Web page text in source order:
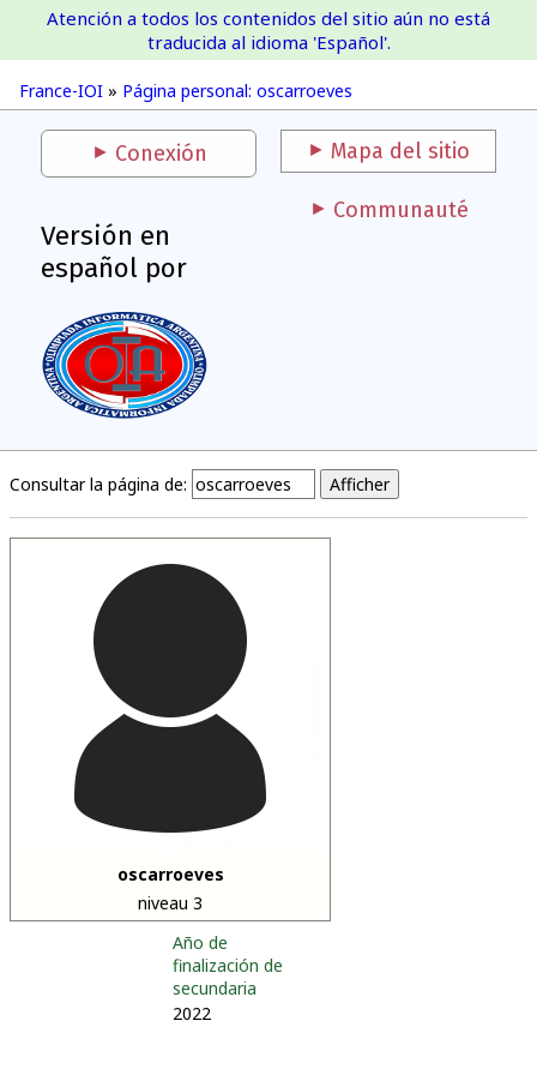
France-IOI
France-IOI » Página personal: oscarroeves
Atención a todos los contenidos del sitio aún no está
traducida al idioma 'Español'.
Conexión Mapa del sitio
Versión en
español por
Communauté
Consultar la página de:
oscarroeves
niveau 3
Año de
finalización de
secundaria
2022